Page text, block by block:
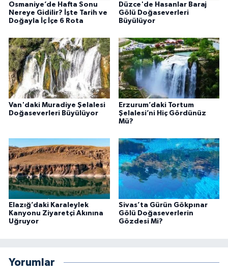
Osmaniye’de Hafta Sonu
Nereye Gidilir? İşte Tarih ve
Doğayla İç İçe 6 Rota
Düzce'de Hasanlar Baraj
Gölü Doğaseverleri
Büyülüyor
Van'daki Muradiye Şelalesi
Doğaseverleri Büyülüyor
Erzurum’daki Tortum
Şelalesi’ni Hiç Gördünüz
Mü?
Elazığ’daki Karaleylek
Kanyonu Ziyaretçi Akınına
Uğruyor
Sivas’ta Gürün Gökpınar
Gölü Doğaseverlerin
Gözdesi Mi?
Yorumlar